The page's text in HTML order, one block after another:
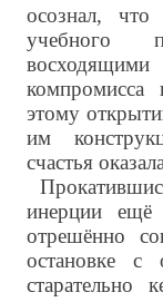
осознал,
учебного
компромисса
этому
им
счастья
инерции
отрешённо
остановке с
старательно